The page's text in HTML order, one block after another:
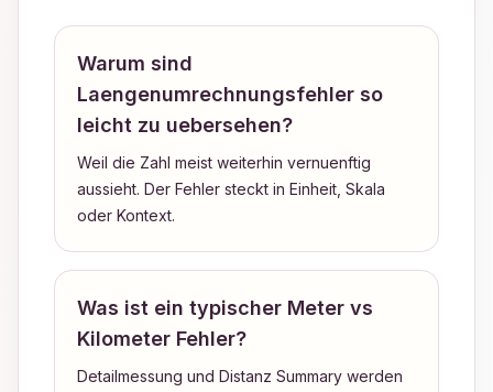
Warum sind
Laengenumrechnungsfehler so
leicht zu uebersehen?
Weil die Zahl meist weiterhin vernuenftig
aussieht. Der Fehler steckt in Einheit, Skala
oder Kontext.
Was ist ein typischer Meter vs
Kilometer Fehler?
Detailmessung und Distanz Summary werden